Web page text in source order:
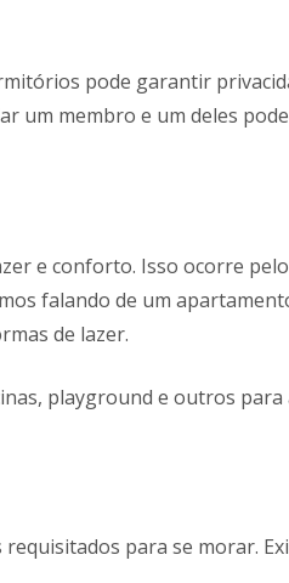
pode garantir
um membro e um deles
e conforto. Isso ocorre
falando de um
de lazer.
playground e outros
para se morar.